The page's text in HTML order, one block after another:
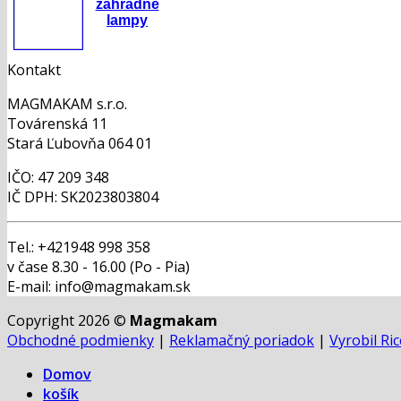
záhradné
lampy
Kontakt
MAGMAKAM s.r.o.
Továrenská 11
Stará Ľubovňa 064 01
IČO: 47 209 348
IČ DPH: SK2023803804
Tel.: +421948 998 358
v čase 8.30 - 16.00 (Po - Pia)
E-mail: info@magmakam.sk
Copyright 2026 © Magmakam
Obchodné podmienky | Reklamačný poriadok | Vyrobil
Domov
košík